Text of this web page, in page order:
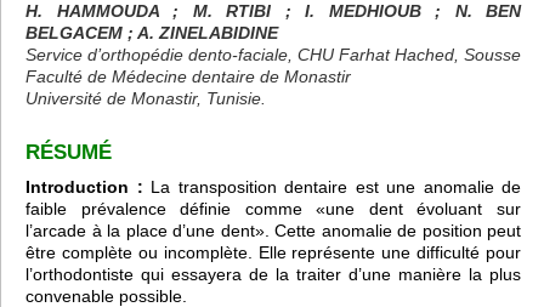
H. HAMMOUDA ; M. RTIBI ; I. MEDHIOUB ; N. BEN
BELGACEM ; A. ZINELABIDINE
Service d’orthopédie dento-faciale, CHU Farhat Hached, Sousse
Faculté de Médecine dentaire de Monastir
Université de Monastir, Tunisie.
RÉSUMÉ
Introduction : La transposition dentaire est une anomalie de
faible prévalence définie comme «une dent évoluant sur
l’arcade à la place d’une dent». Cette anomalie de position peut
être complète ou incomplète. Elle représente une difficulté pour
l’orthodontiste qui essayera de la traiter d’une manière la plus
convenable possible.